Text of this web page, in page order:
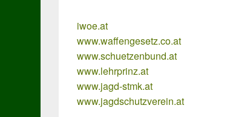
iwoe.at
www.waffengesetz.co.at
www.schuetzenbund.at
www.lehrprinz.at
www.jagd-stmk.at
www.jagdschutzverein.at